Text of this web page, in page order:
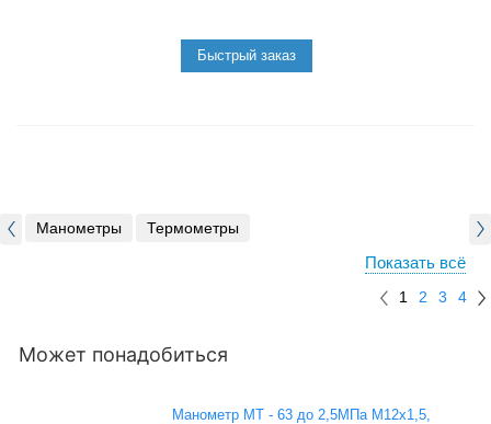
Манометры Термометры
Показать всё
1 2 3 4
Может понадобиться
Манометр МТ - 63 до 2,5МПа М12х1,5,